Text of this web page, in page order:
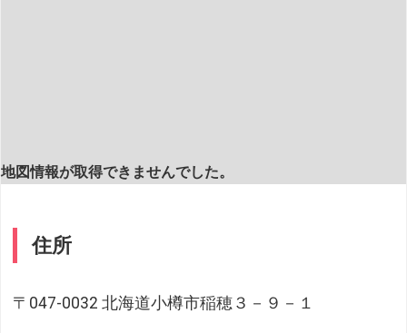
地図情報が取得できませんでした。
住所
〒047-0032 北海道小樽市稲穂３－９－１